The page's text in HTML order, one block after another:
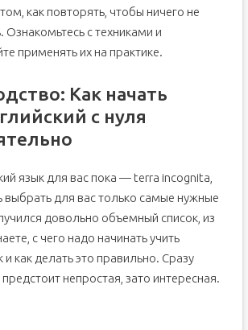
как повторять, чтобы ничего не
Ознакомьтесь с техниками и
применять их на практике.
Как начать
с нуля
язык для вас пока — terra incognita,
выбрать для вас только самые нужные
довольно объемный список, из
с чего надо начинать учить
и как делать это правильно. Сразу
непростая, зато интересная.